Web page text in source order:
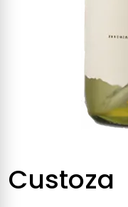
Custoza